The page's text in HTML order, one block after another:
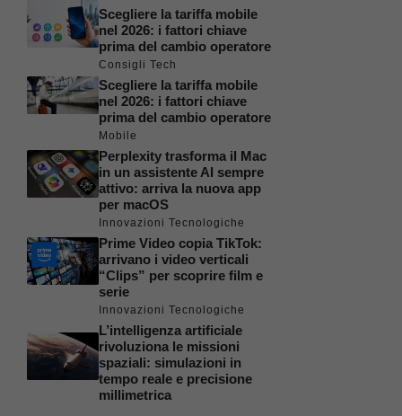
Scegliere la tariffa mobile
nel 2026: i fattori chiave
prima del cambio operatore
Consigli Tech
Scegliere la tariffa mobile
nel 2026: i fattori chiave
prima del cambio operatore
Mobile
Perplexity trasforma il Mac
in un assistente AI sempre
attivo: arriva la nuova app
per macOS
Innovazioni Tecnologiche
Prime Video copia TikTok:
arrivano i video verticali
“Clips” per scoprire film e
serie
Innovazioni Tecnologiche
L’intelligenza artificiale
rivoluziona le missioni
spaziali: simulazioni in
tempo reale e precisione
millimetrica